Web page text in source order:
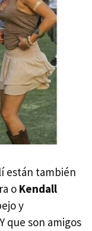
están también
o Kendall
y
que son amigos